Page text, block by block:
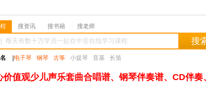
搜资讯 搜书籍 搜老师
搜
电子琴 钢琴 古筝 小提琴 音基 长笛
价值观少儿声乐套曲合唱谱、钢琴伴奏谱、CD伴奏